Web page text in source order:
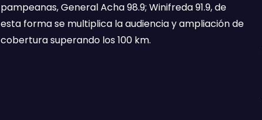
pampeanas, General Acha 98.9; Winifreda 91.9, de
esta forma se multiplica la audiencia y ampliación de
cobertura superando los 100 km.